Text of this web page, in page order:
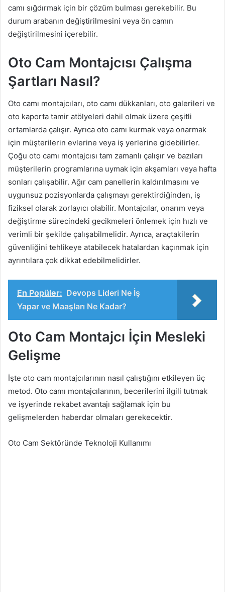
camı sığdırmak için bir çözüm bulması gerekebilir. Bu
durum arabanın değiştirilmesini veya ön camın
değiştirilmesini içerebilir.
Oto Cam Montajcısı Çalışma
Şartları Nasıl?
Oto camı montajcıları, oto camı dükkanları, oto galerileri ve
oto kaporta tamir atölyeleri dahil olmak üzere çeşitli
ortamlarda çalışır. Ayrıca oto camı kurmak veya onarmak
için müşterilerin evlerine veya iş yerlerine gidebilirler.
Çoğu oto camı montajcısı tam zamanlı çalışır ve bazıları
müşterilerin programlarına uymak için akşamları veya hafta
sonları çalışabilir. Ağır cam panellerin kaldırılmasını ve
uygunsuz pozisyonlarda çalışmayı gerektirdiğinden, iş
fiziksel olarak zorlayıcı olabilir. Montajcılar, onarım veya
değiştirme sürecindeki gecikmeleri önlemek için hızlı ve
verimli bir şekilde çalışabilmelidir. Ayrıca, araçtakilerin
güvenliğini tehlikeye atabilecek hatalardan kaçınmak için
ayrıntılara çok dikkat edebilmelidirler.
En Popüler: Devops Lideri Ne İş
Yapar ve Maaşları Ne Kadar?
Oto Cam Montajcı İçin Mesleki
Gelişme
İşte oto cam montajcılarının nasıl çalıştığını etkileyen üç
metod. Oto camı montajcılarının, becerilerini ilgili tutmak
ve işyerinde rekabet avantajı sağlamak için bu
gelişmelerden haberdar olmaları gerekecektir.
Oto Cam Sektöründe Teknoloji Kullanımı